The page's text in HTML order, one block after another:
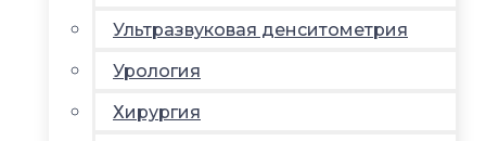
Ультразвуковая денситометрия
Урология
Хирургия